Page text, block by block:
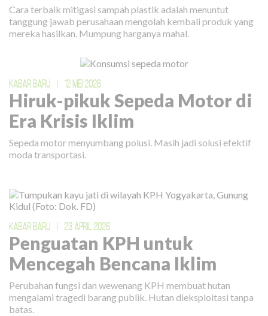
Cara terbaik mitigasi sampah plastik adalah menuntut
tanggung jawab perusahaan mengolah kembali produk yang
mereka hasilkan. Mumpung harganya mahal.
KABAR BARU 12 MEI 2026
Hiruk-pikuk Sepeda Motor di
Era Krisis Iklim
Sepeda motor menyumbang polusi. Masih jadi solusi efektif
moda transportasi.
KABAR BARU 23 APRIL 2026
Penguatan KPH untuk
Mencegah Bencana Iklim
Perubahan fungsi dan wewenang KPH membuat hutan
mengalami tragedi barang publik. Hutan dieksploitasi tanpa
batas.